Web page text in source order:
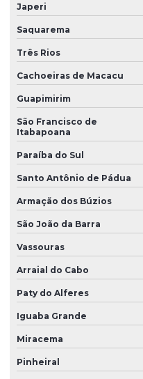
Peças técnicas de borracha
Peças técnicas em silicone
Perfil de borracha
Perfil de borracha em curitiba
Perfil de borracha epdm
Perfil de borracha para
Perfil de silicone para vedação
Perfis de silicone
Produtos de borracha sob
Soluções em borracha
Vedação borracha nitrílica
Venda de anel oring
Venda de anel de vedação
Japeri
Saquarema
Três Rios
Cachoeiras de Macacu
Guapimirim
São Francisco de
Itabapoana
Paraíba do Sul
Santo Antônio de Pádua
Armação dos Búzios
São João da Barra
Vassouras
Arraial do Cabo
Paty do Alferes
Iguaba Grande
Miracema
Pinheiral